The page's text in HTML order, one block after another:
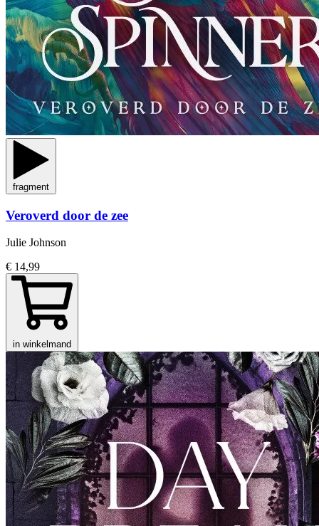
fragment
Veroverd door de zee
Julie Johnson
€ 14,99
in winkelmand